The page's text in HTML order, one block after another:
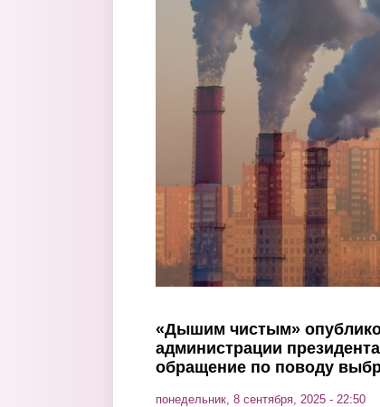
«Дышим чистым»
администрации
обращение по поводу
понедельник, 8 сентября, 2025 - 22:50